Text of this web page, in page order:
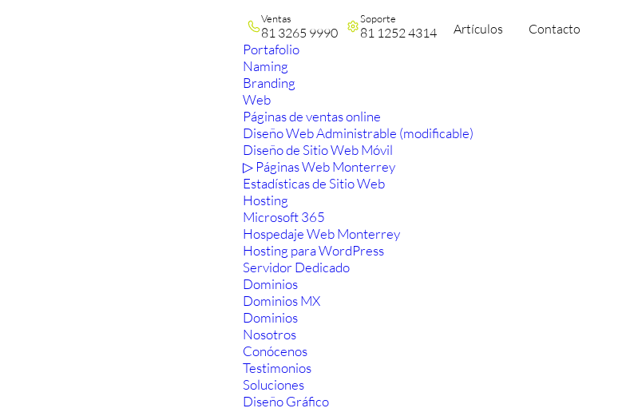
Ventas
81 3265 9990
Soporte
81 1252 4314 Artículos Contacto
Portafolio
Naming
Branding
Web
Páginas de ventas online
Diseño Web Administrable (modificable)
Diseño de Sitio Web Móvil
▷ Páginas Web Monterrey
Estadísticas de Sitio Web
Hosting
Microsoft 365
Hospedaje Web Monterrey
Hosting para WordPress
Servidor Dedicado
Dominios
Dominios MX
Dominios
Nosotros
Conócenos
Testimonios
Soluciones
Diseño Gráfico